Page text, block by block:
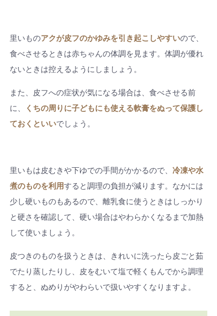
里いものアクが皮フのかゆみを引き起こしやすいので、
食べさせるときは赤ちゃんの体調を見ます。体調が優れ
ないときは控えるようにしましょう。
また、皮フへの症状が気になる場合は、食べさせる前
に、
くちの周りに子どもにも使える軟膏をぬって保護し
ておくといいでしょう。
里いもは皮むきや下ゆでの手間がかかるので、 冷凍や水
煮のものを利用すると調理の負担が減ります。なかには
少し硬いものもあるので、離乳食に使うときはしっかり
と硬さを確認して、硬い場合はやわらかくなるまで加熱
して使いましょう。
皮つきのものを扱うときは、きれいに洗ったら皮ごと茹
でたり蒸したりし、皮をむいて塩で軽くもんでから調理
すると、ぬめりがやわらいで扱いやすくなりますよ。
学び 暮らし